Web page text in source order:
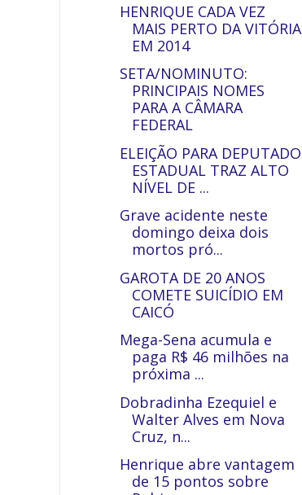
HENRIQUE CADA VEZ
MAIS PERTO DA VITÓRIA
EM 2014
SETA/NOMINUTO:
PRINCIPAIS NOMES
PARA A CÂMARA
FEDERAL
ELEIÇÃO PARA DEPUTADO
ESTADUAL TRAZ ALTO
NÍVEL DE ...
Grave acidente neste
domingo deixa dois
mortos pró...
GAROTA DE 20 ANOS
COMETE SUICÍDIO EM
CAICÓ
Mega-Sena acumula e
paga R$ 46 milhões na
próxima ...
Dobradinha Ezequiel e
Walter Alves em Nova
Cruz, n...
Henrique abre vantagem
de 15 pontos sobre